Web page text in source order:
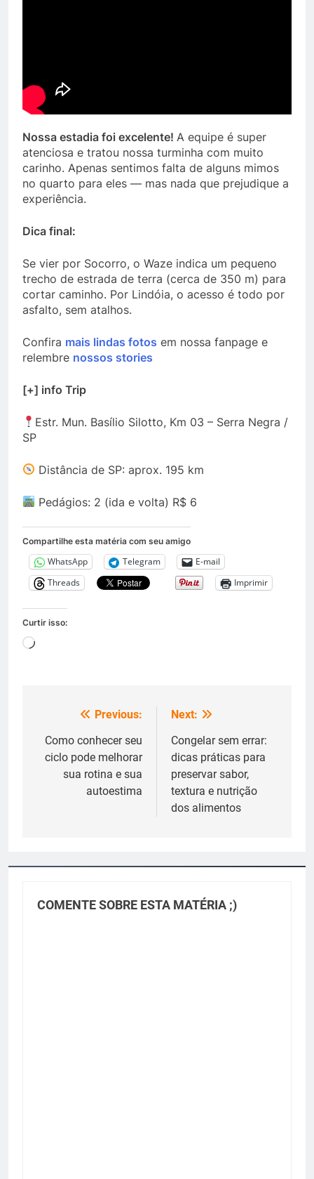
Nossa estadia foi excelente! A equipe é super
atenciosa e tratou nossa turminha com muito
carinho. Apenas sentimos falta de alguns mimos
no quarto para eles — mas nada que prejudique a
experiência.
Dica final:
Se vier por Socorro, o Waze indica um pequeno
trecho de estrada de terra (cerca de 350 m) para
cortar caminho. Por Lindóia, o acesso é todo por
asfalto, sem atalhos.
Confira mais lindas fotos em nossa fanpage e
relembre nossos stories
[+] info Trip
Estr. Mun. Basílio Silotto, Km 03 – Serra Negra /
SP
Distância de SP: aprox. 195 km
Pedágios: 2 (ida e volta) R$ 6
Compartilhe esta matéria com seu amigo
WhatsApp Telegram
E-mail
Threads
Imprimir
Curtir isso:
Carregando...
Navegação
de
Post
Previous:
Como conhecer seu
ciclo pode melhorar
sua rotina e sua
autoestima
Next:
Congelar sem errar:
dicas práticas para
preservar sabor,
textura e nutrição
dos alimentos
COMENTE SOBRE ESTA MATÉRIA ;)